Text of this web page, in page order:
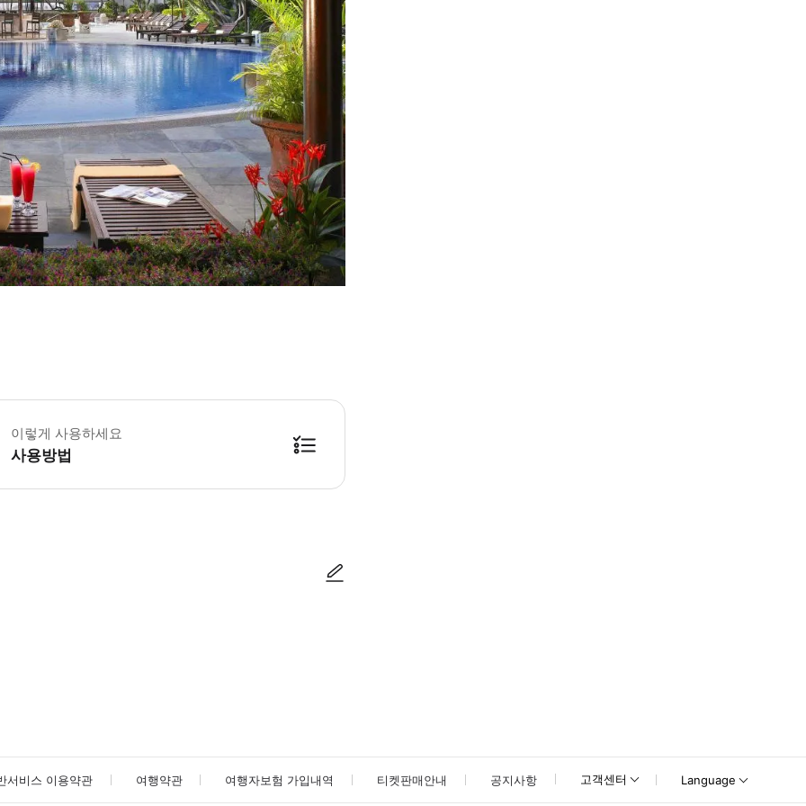
이렇게 사용하세요
사용방법
서비스 이용약관 여행약관 여행자보험 가입내역 티켓판매안내 공지사항 고객센터 Language